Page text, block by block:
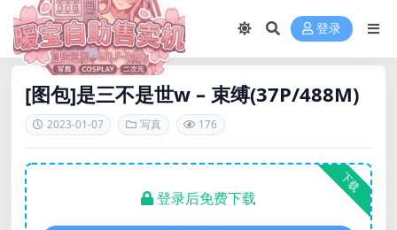
登录
[图包]是三不是世w – 束缚(37P/488M)
2023-01-07 写真 176
下载
登录后免费下载